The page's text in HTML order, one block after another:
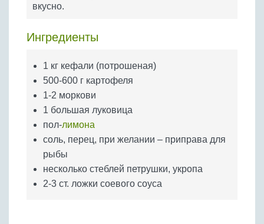
Бобовые
Крупы
вкусно.
Ингредиенты
1 кг кефали (потрошеная)
500-600 г картофеля
1-2 моркови
1 большая луковица
пол-лимона
соль, перец, при желании – приправа для
рыбы
несколько стеблей петрушки, укропа
2-3 ст. ложки соевого соуса